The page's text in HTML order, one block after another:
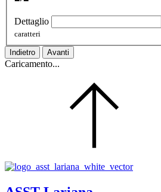
Dettaglio
caratteri
Indietro Avanti
Caricamento...